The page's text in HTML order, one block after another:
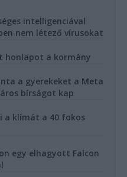
intelligenciával
nem létező vírusokat
honlapot a kormány
a gyerekeket a Meta
bírságot kap
a klímát a 40 fokos
egy elhagyott Falcon